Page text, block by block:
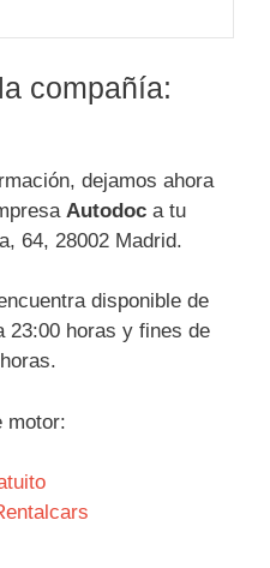
compañía:
dejamos ahora
Autodoc a tu
64, 28002 Madrid.
disponible de
23:00 horas y fines de
motor: